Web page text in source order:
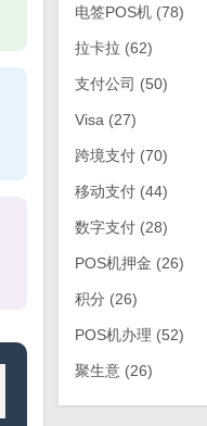
电签POS机(78)
拉卡拉 (62)
支付公司 (50)
Visa (27)
跨境支付(70)
移动支付(44)
数字支付(28)
POS机押金 (26)
积分 (26)
POS机办理 (52)
聚生意(26)